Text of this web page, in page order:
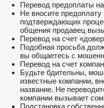
Перевод предоплаты
Не вносите
подтверждающих
общения продавец
Перевод на счет
Подобная просьба
вы общаетесь с
Перевод на счет
Будьте бдительны,
известные компании,
название. Не
компании вызывает